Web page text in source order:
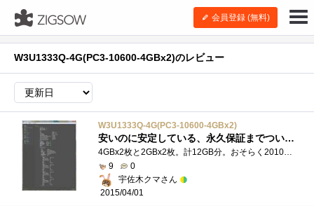
会員登録 (無料)
W3U1333Q-4G(PC3-10600-4GBx2)のレビュー
W3U1333Q-4G(PC3-10600-4GBx2)
安いのに安定している、永久保証までついたコスパ抜群のメモリ
4GBx2枚と2GBx2枚。計12GB分。おそらく2010年8月頃に買った……気がするʕ￫ᴥ￩ʔメール見るとそんな感じが。なぜ4GBx4枚を買わなかったのかは今とな�...
9
0
宇佐木クマさん
2015/04/01